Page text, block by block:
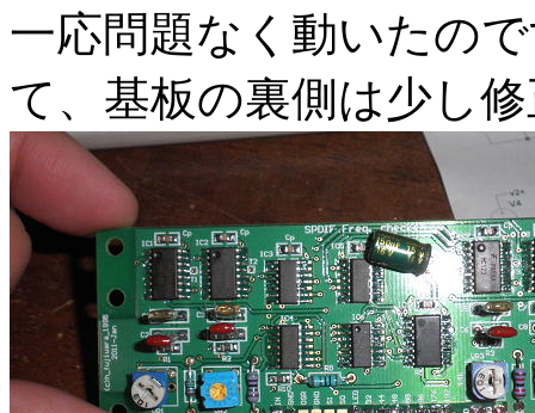
一応問題なく動いたの
て、基板の裏側は少し